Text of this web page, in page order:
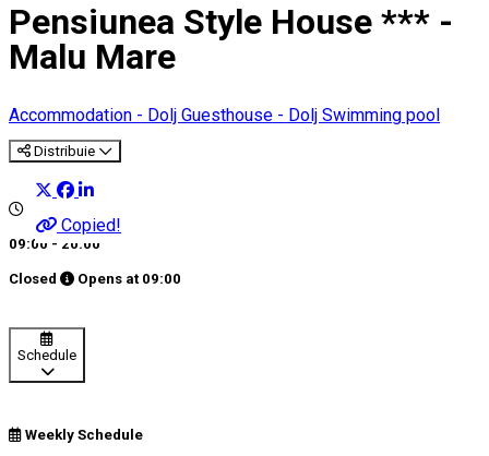
Pensiunea Style House *** -
Malu Mare
Accommodation - Dolj Guesthouse - Dolj Swimming pool
Distribuie
Copied!
09:00 - 20:00
Closed Opens at 09:00
Schedule
Weekly Schedule